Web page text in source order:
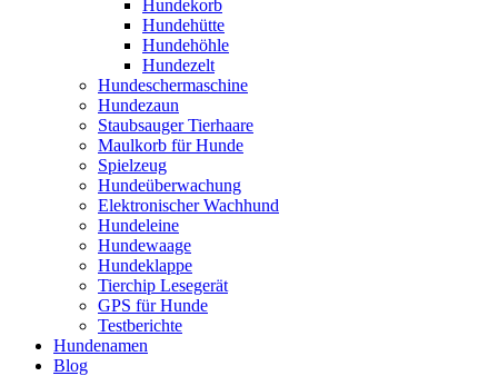
Hundekorb
Hundehütte
Hundehöhle
Hundezelt
Hundeschermaschine
Hundezaun
Staubsauger Tierhaare
Maulkorb für Hunde
Spielzeug
Hundeüberwachung
Elektronischer Wachhund
Hundeleine
Hundewaage
Hundeklappe
Tierchip Lesegerät
GPS für Hunde
Testberichte
Hundenamen
Blog